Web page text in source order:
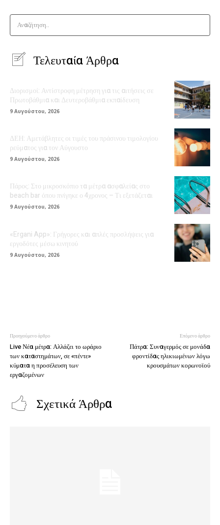
Αναζήτηση..
Τελευταία Άρθρα
Διορισμοί: Αντίστροφη μέτρηση για τις αιτήσεις σε
Πρωτοβάθμια και Δευτεροβάθμια εκπαίδευση
9 Αυγούστου, 2026
ΔΕΗ: Αμετάβλητες οι τιμές του πράσινου τιμολογίου
ρεύματος για τον Αύγουστο
9 Αυγούστου, 2026
Πάρος: Στο μικροσκόπιο τα μέτρα ασφαλείας στο
beach bar όπου πνίγηκε ο 4χρονος – Τι εξετάζεται
9 Αυγούστου, 2026
«Ergani App»: Γρήγορες και απλές προσλήψεις για
εργοδότες μέσω κινητού
9 Αυγούστου, 2026
Προηγούμενο άρθρο
Live Νέα μέτρα: Αλλάζει το ωράριο
των καταστημάτων, σε «πέντε»
κύματα η προσέλευση των
εργαζομένων
Επόμενο άρθρο
Πάτρα: Συναγερμός σε μονάδα
φροντίδας ηλικιωμένων λόγω
κρουσμάτων κορωνοϊού
Σχετικά Άρθρα